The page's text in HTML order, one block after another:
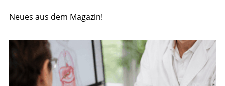
Neues aus dem Magazin!